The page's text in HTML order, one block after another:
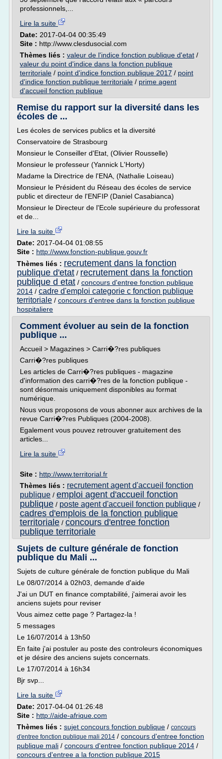
professionnels,...
Lire la suite
Date: 2017-04-04 00:35:49
Site : http://www.clesdusocial.com
Thèmes liés : valeur de l'indice fonction publique d'etat /
valeur du point d'indice dans la fonction publique
territoriale / point d'indice fonction publique 2017 / point
d'indice fonction publique territoriale / prime agent
d'accueil fonction publique
Remise du rapport sur la diversité dans les
écoles de ...
Les écoles de services publics et la diversité
Conservatoire de Strasbourg
Monsieur le Conseiller d'Etat, (Olivier Rousselle)
Monsieur le professeur (Yannick L'Horty)
Madame la Directrice de l'ENA, (Nathalie Loiseau)
Monsieur le Président du Réseau des écoles de service
public et directeur de l'ENFIP (Daniel Casabianca)
Monsieur le Directeur de l'Ecole supérieure du professorat
et de...
Lire la suite
Date: 2017-04-04 01:08:55
Site : http://www.fonction-publique.gouv.fr
Thèmes liés : recrutement dans la fonction
publique d'etat / recrutement dans la fonction
publique d etat / concours d'entree fonction publique
2014 / cadre d'emploi categorie c fonction publique
territoriale / concours d'entree dans la fonction publique
hospitaliere
Comment évoluer au sein de la fonction
publique ...
Accueil > Magazines > Carri�?res publiques
Carri�?res publiques
Les articles de Carri�?res publiques - magazine
d'information des carri�?res de la fonction publique -
sont désormais uniquement disponibles au format
numérique.
Nous vous proposons de vous abonner aux archives de la
revue Carri�?res Publiques (2004-2008).
Egalement vous pouvez retrouver gratuitement des
articles...
Lire la suite
Site : http://www.territorial.fr
Thèmes liés : recrutement agent d'accueil fonction
publique / emploi agent d'accueil fonction
publique / poste agent d'accueil fonction publique /
cadres d'emplois de la fonction publique
territoriale / concours d'entree fonction
publique territoriale
Sujets de culture générale de fonction
publique du Mali ...
Sujets de culture générale de fonction publique du Mali
Le 08/07/2014 à 02h03, demande d'aide
J'ai un DUT en finance comptabilité, j'aimerai avoir les
anciens sujets pour reviser
Vous aimez cette page ? Partagez-la !
5 messages
Le 16/07/2014 à 13h50
En faite j'ai postuler au poste des controleurs économiques
et je désire des anciens sujets concernats.
Le 17/07/2014 à 16h34
Bjr svp...
Lire la suite
Date: 2017-04-04 01:26:48
Site : http://aide-afrique.com
Thèmes liés : sujet concours fonction publique / concours
d'entree fonction publique mali 2014 / concours d'entree fonction
publique mali / concours d'entree fonction publique 2014 /
concours d'entree a la fonction publique 2015